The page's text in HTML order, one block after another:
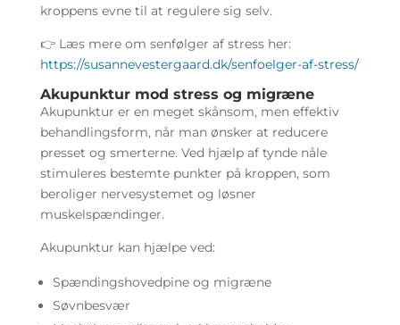
kroppens evne til at regulere sig selv.
👉 Læs mere om senfølger af stress her:
https://susannevestergaard.dk/senfoelger-af-stress/
Akupunktur mod stress og migræne
Akupunktur er en meget skånsom, men effektiv
behandlingsform, når man ønsker at reducere
presset og smerterne. Ved hjælp af tynde nåle
stimuleres bestemte punkter på kroppen, som
beroliger nervesystemet og løsner
muskelspændinger.
Akupunktur kan hjælpe ved:
Spændingshovedpine og migræne
Søvnbesvær